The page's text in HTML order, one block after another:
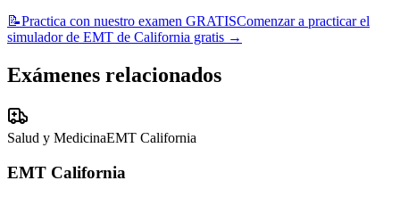
📝Practica con nuestro examen GRATISComenzar a practicar el
simulador de EMT de California gratis →
Exámenes relacionados
Salud y MedicinaEMT California
EMT California